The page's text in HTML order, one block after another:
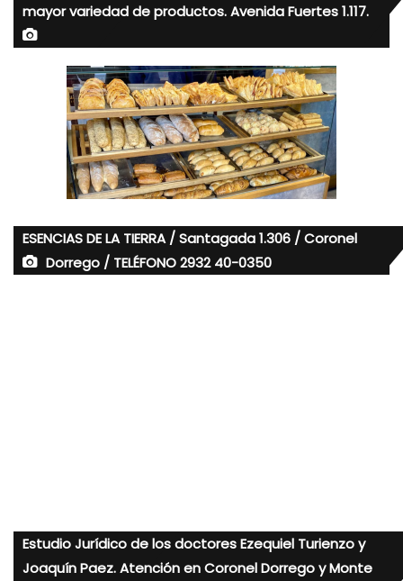
mayor variedad de productos. Avenida Fuertes 1.117.
ESENCIAS DE LA TIERRA / Santagada 1.306 / Coronel
Dorrego / TELÉFONO 2932 40-0350
Estudio Jurídico de los doctores Ezequiel Turienzo y
Joaquín Paez. Atención en Coronel Dorrego y Monte